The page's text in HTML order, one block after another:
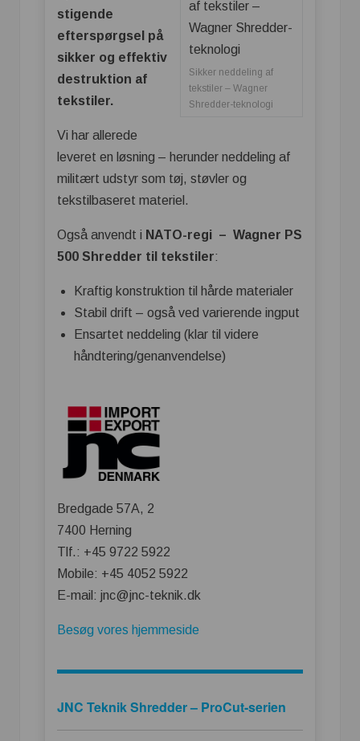
Sikker neddeling af
tekstiler – Wagner
Shredder-teknologi
stigende
efterspørgsel på
sikker og effektiv
destruktion af
tekstiler.
Vi har allerede
leveret en løsning – herunder neddeling af
militært udstyr som tøj, støvler og
tekstilbaseret materiel.
Også anvendt i NATO-regi – Wagner PS
500 Shredder til tekstiler:
Kraftig konstruktion til hårde materialer
Stabil drift – også ved varierende ingput
Ensartet neddeling (klar til videre
håndtering/genanvendelse)
Bredgade 57A, 2
7400 Herning
Tlf.: +45 9722 5922
Mobile: +45 4052 5922
E-mail: jnc@jnc-teknik.dk
Besøg vores hjemmeside
JNC Teknik Shredder – ProCut-serien